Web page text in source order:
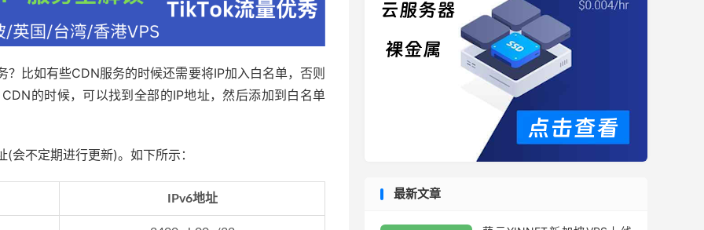
比如有些CDN服务的时候还需要将IP加入白名单，否则
的时候，可以找到全部的IP地址，然后添加到白名单
不定期进行更新)。如下所示：
IPv6地址 最新文章